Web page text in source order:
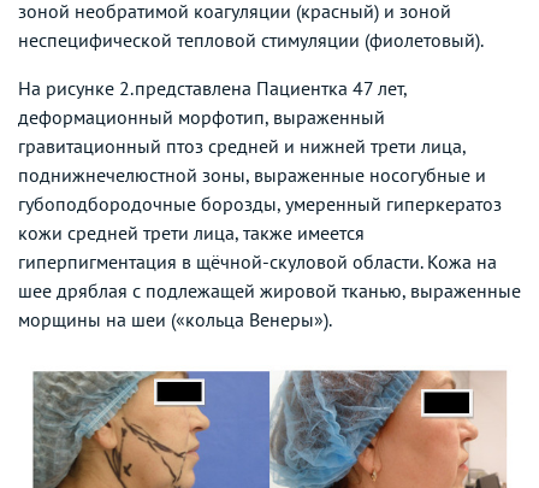
зоной необратимой коагуляции (красный) и зоной
неспецифической тепловой стимуляции (фиолетовый).
На рисунке 2.представлена Пациентка 47 лет,
деформационный морфотип, выраженный
гравитационный птоз средней и нижней трети лица,
поднижнечелюстной зоны, выраженные носогубные и
губоподбородочные борозды, умеренный гиперкератоз
кожи средней трети лица, также имеется
гиперпигментация в щёчной-скуловой области. Кожа на
шее дряблая с подлежащей жировой тканью, выраженные
морщины на шеи («кольца Венеры»).